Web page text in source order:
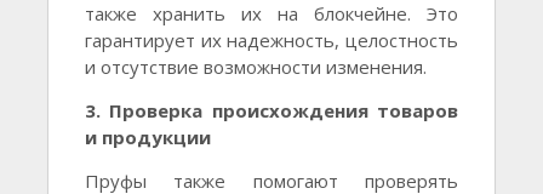
также хранить их на блокчейне. Это
гарантирует их надежность, целостность
и отсутствие возможности изменения.
3. Проверка происхождения товаров
и продукции
Пруфы также помогают проверять